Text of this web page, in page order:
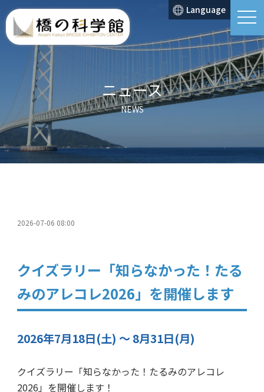
t
o
g
l
e
n
a
v
i
n
Language
ニュース
NEWS
2026-07-06 08:00
クイズラリー「知らなかった！たる
みのアレコレ2026」を開催します
2026年7月18日(土) ～ 8月31日(月)
クイズラリー「知らなかった！たるみのアレコレ
2026」を開催します！